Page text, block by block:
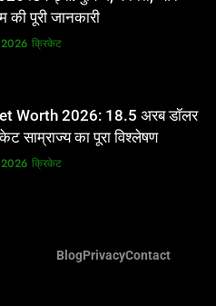
साम्राज्य का पूरा विश्लेषण
क्रिकेट
के मालिक: फ्रेंचाइजी के पीछे की
क्रिकेट
विश्लेषण (2008-2026)
की पूरी जानकारी
क्रिकेट
Worth 2026: 18.5 अरब डॉलर
साम्राज्य का पूरा विश्लेषण
क्रिकेट
BlogPrivacyContact